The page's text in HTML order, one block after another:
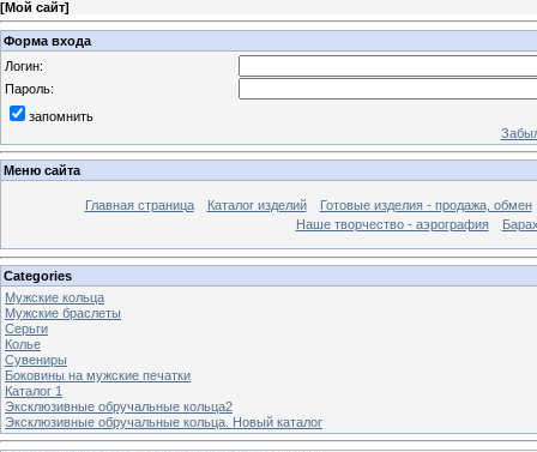
[Мой сайт]
Форма входа
Логин:
Пароль:
запомнить
Меню сайта
Главная страница Каталог изделий
Готовые изделия - продажа, обмен
Наше творчество - аэрография
Categories
Мужские кольца
Мужские браслеты
Серьги
Колье
Сувениры
Боковины на мужские печатки
Каталог 1
Эксклюзивные обручальные кольца2
Эксклюзивные обручальные кольца. Новый каталог